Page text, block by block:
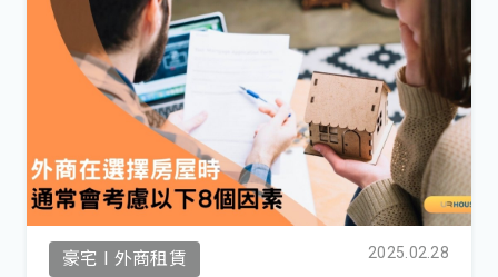
豪宅 I 外商租賃 2025.02.28